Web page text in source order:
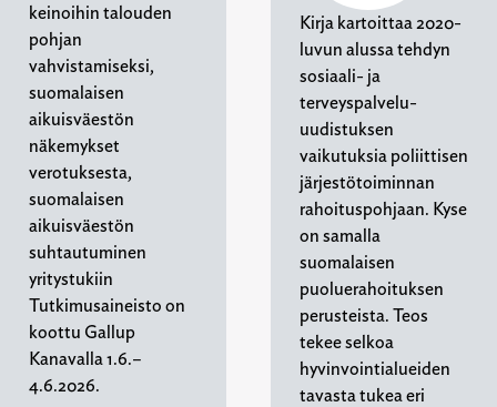
keinoihin talouden
pohjan
vahvistamiseksi,
suomalaisen
aikuisväestön
näkemykset
verotuksesta,
suomalaisen
aikuisväestön
suhtautuminen
yritystukiin
Tutkimusaineisto on
koottu Gallup
Kanavalla 1.6.–
4.6.2026.
Kirja kartoittaa 2020-
luvun alussa tehdyn
sosiaali- ja
terveyspalvelu-
uudistuksen
vaikutuksia poliittisen
järjestötoiminnan
rahoituspohjaan. Kyse
on samalla
suomalaisen
puoluerahoituksen
perusteista. Teos
tekee selkoa
hyvinvointialueiden
tavasta tukea eri